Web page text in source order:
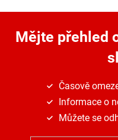
Mějte přehled
Časově
Informace o
Můžete se